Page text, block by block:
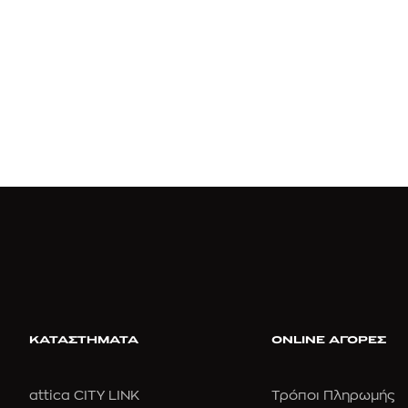
ΚΑΤΑΣΤΗΜΑΤΑ
attica CITY LINK
ONLINE ΑΓΟΡΕΣ
Τρόποι Πληρωμής